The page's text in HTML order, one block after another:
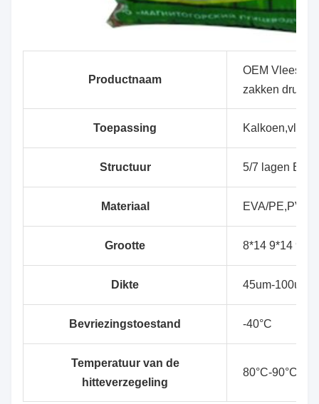
Productnaam
OEM
zakken
Toepassing
Structuur 5/7 lagen
Materiaal EVA/
Grootte 8*14 9*14
Dikte 45um-100um
Bevriezingstoestand -40°C
Temperatuur van de
hitteverzegeling
80°C-90°C